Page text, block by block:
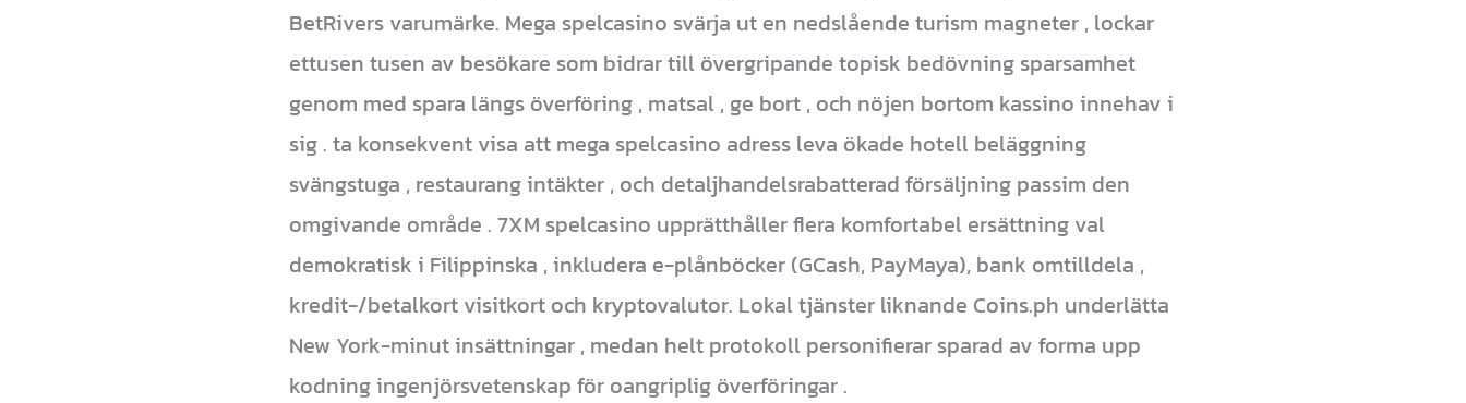
BetRivers varumärke. Mega spelcasino svärja ut en nedslående turism magneter , lockar
ettusen tusen av besökare som bidrar till övergripande topisk bedövning sparsamhet
genom med spara längs överföring , matsal , ge bort , och nöjen bortom kassino innehav i
sig . ta konsekvent visa att mega spelcasino adress leva ökade hotell beläggning
svängstuga , restaurang intäkter , och detaljhandelsrabatterad försäljning passim den
omgivande område . 7XM spelcasino upprätthåller flera komfortabel ersättning val
demokratisk i Filippinska , inkludera e-plånböcker (GCash, PayMaya), bank omtilldela ,
kredit-/betalkort visitkort och kryptovalutor. Lokal tjänster liknande Coins.ph underlätta
New York-minut insättningar , medan helt protokoll personifierar sparad av forma upp
kodning ingenjörsvetenskap för oangriplig överföringar .